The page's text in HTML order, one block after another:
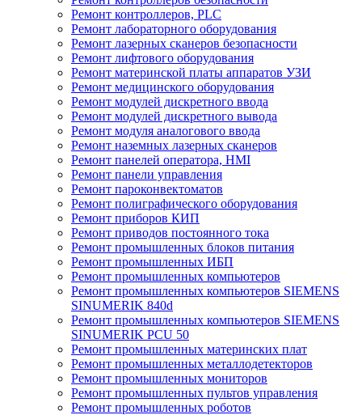
Ремонт контроллеров, PLC
Ремонт лабораторного оборудования
Ремонт лазерных сканеров безопасности
Ремонт лифтового оборудования
Ремонт материнской платы аппаратов УЗИ
Ремонт медицинского оборудования
Ремонт модулей дискретного ввода
Ремонт модулей дискретного вывода
Ремонт модуля аналогового ввода
Ремонт наземных лазерных сканеров
Ремонт панелей оператора, HMI
Ремонт панели управления
Ремонт пароконвектоматов
Ремонт полиграфического оборудования
Ремонт приборов КИП
Ремонт приводов постоянного тока
Ремонт промышленных блоков питания
Ремонт промышленных ИБП
Ремонт промышленных компьютеров
Ремонт промышленных компьютеров SIEMENS
SINUMERIK 840d
Ремонт промышленных компьютеров SIEMENS
SINUMERIK PCU 50
Ремонт промышленных материнских плат
Ремонт промышленных металлодетекторов
Ремонт промышленных мониторов
Ремонт промышленных пультов управления
Ремонт промышленных роботов